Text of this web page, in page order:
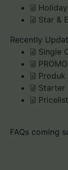
Star &
Recently
Single
Starter
FAQs coming